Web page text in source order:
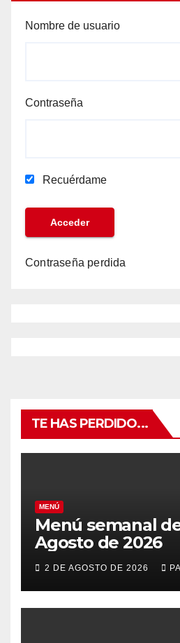
Nombre de usuario
Contraseña
Recuérdame
Contraseña perdida
TE HAS PERDIDO...
MENÚ
Menú semanal
Agosto de 2026
2 DE AGOSTO DE 2026